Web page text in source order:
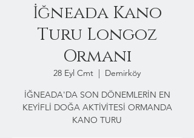
İğneada Kano
Turu Longoz
Ormanı
28 Eyl Cmt
  |
Demirköy
İĞNEADA'DA SON DÖNEMLERİN EN
KEYİFLİ DOĞA AKTİVİTESİ ORMANDA
KANO TURU